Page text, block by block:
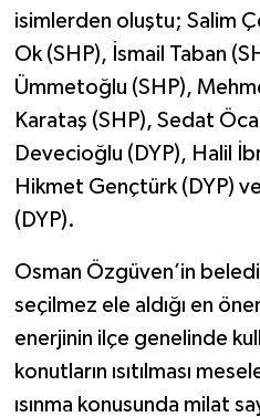
isimlerden oluştu; Salim
Ok (SHP), İsmail Taban
Ümmetoğlu (SHP),
Karataş (SHP), Sedat
Devecioğlu (DYP), Halil
Hikmet Gençtürk (DYP)
(DYP).
Osman Özgüven’in
seçilmez ele aldığı en
enerjinin ilçe genelinde
konutların ısıtılması
ısınma konusunda milat